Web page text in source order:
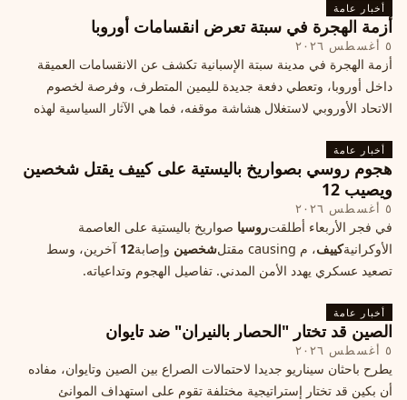
أخبار عامة
أزمة الهجرة في سبتة تعرض انقسامات أوروبا
٥ أغسطس ٢٠٢٦
أزمة الهجرة في مدينة سبتة الإسبانية تكشف عن الانقسامات العميقة
داخل أوروبا، وتعطي دفعة جديدة لليمين المتطرف، وفرصة لخصوم
الاتحاد الأوروبي لاستغلال هشاشة موقفه، فما هي الآثار السياسية لهذه
أخبار عامة
هجوم روسي بصواريخ باليستية على كييف يقتل شخصين
ويصيب 12
٥ أغسطس ٢٠٢٦
في فجر الأربعاء أطلقتروسيا صواريخ باليستية على العاصمة
الأوكرانيةكييف، م causing مقتل شخصين وإصابة12 آخرين، وسط
تصعيد عسكري يهدد الأمن المدني. تفاصيل الهجوم وتداعياته.
أخبار عامة
الصين قد تختار "الحصار بالنيران" ضد تايوان
٥ أغسطس ٢٠٢٦
يطرح باحثان سيناريو جديدا لاحتمالات الصراع بين الصين وتايوان، مفاده
أن بكين قد تختار إستراتيجية مختلفة تقوم على استهداف الموانئ